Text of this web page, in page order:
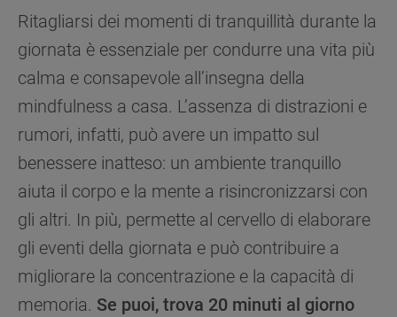
Ritagliarsi dei momenti di tranquillità durante la
giornata è essenziale per condurre una vita più
calma e consapevole all’insegna della
mindfulness a casa. L’assenza di distrazioni e
rumori, infatti, può avere un impatto sul
benessere inatteso: un ambiente tranquillo
aiuta il corpo e la mente a risincronizzarsi con
gli altri. In più, permette al cervello di elaborare
gli eventi della giornata e può contribuire a
migliorare la concentrazione e la capacità di
memoria. Se puoi, trova 20 minuti al giorno